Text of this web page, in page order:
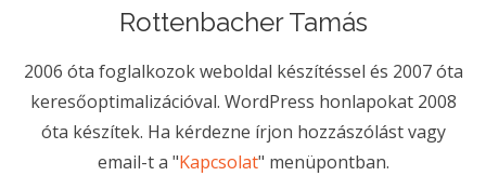
Rottenbacher Tamás
2006 óta foglalkozok weboldal készítéssel és 2007 óta
keresőoptimalizációval. WordPress honlapokat 2008
óta készítek. Ha kérdezne írjon hozzászólást vagy
email-t a "Kapcsolat" menüpontban.